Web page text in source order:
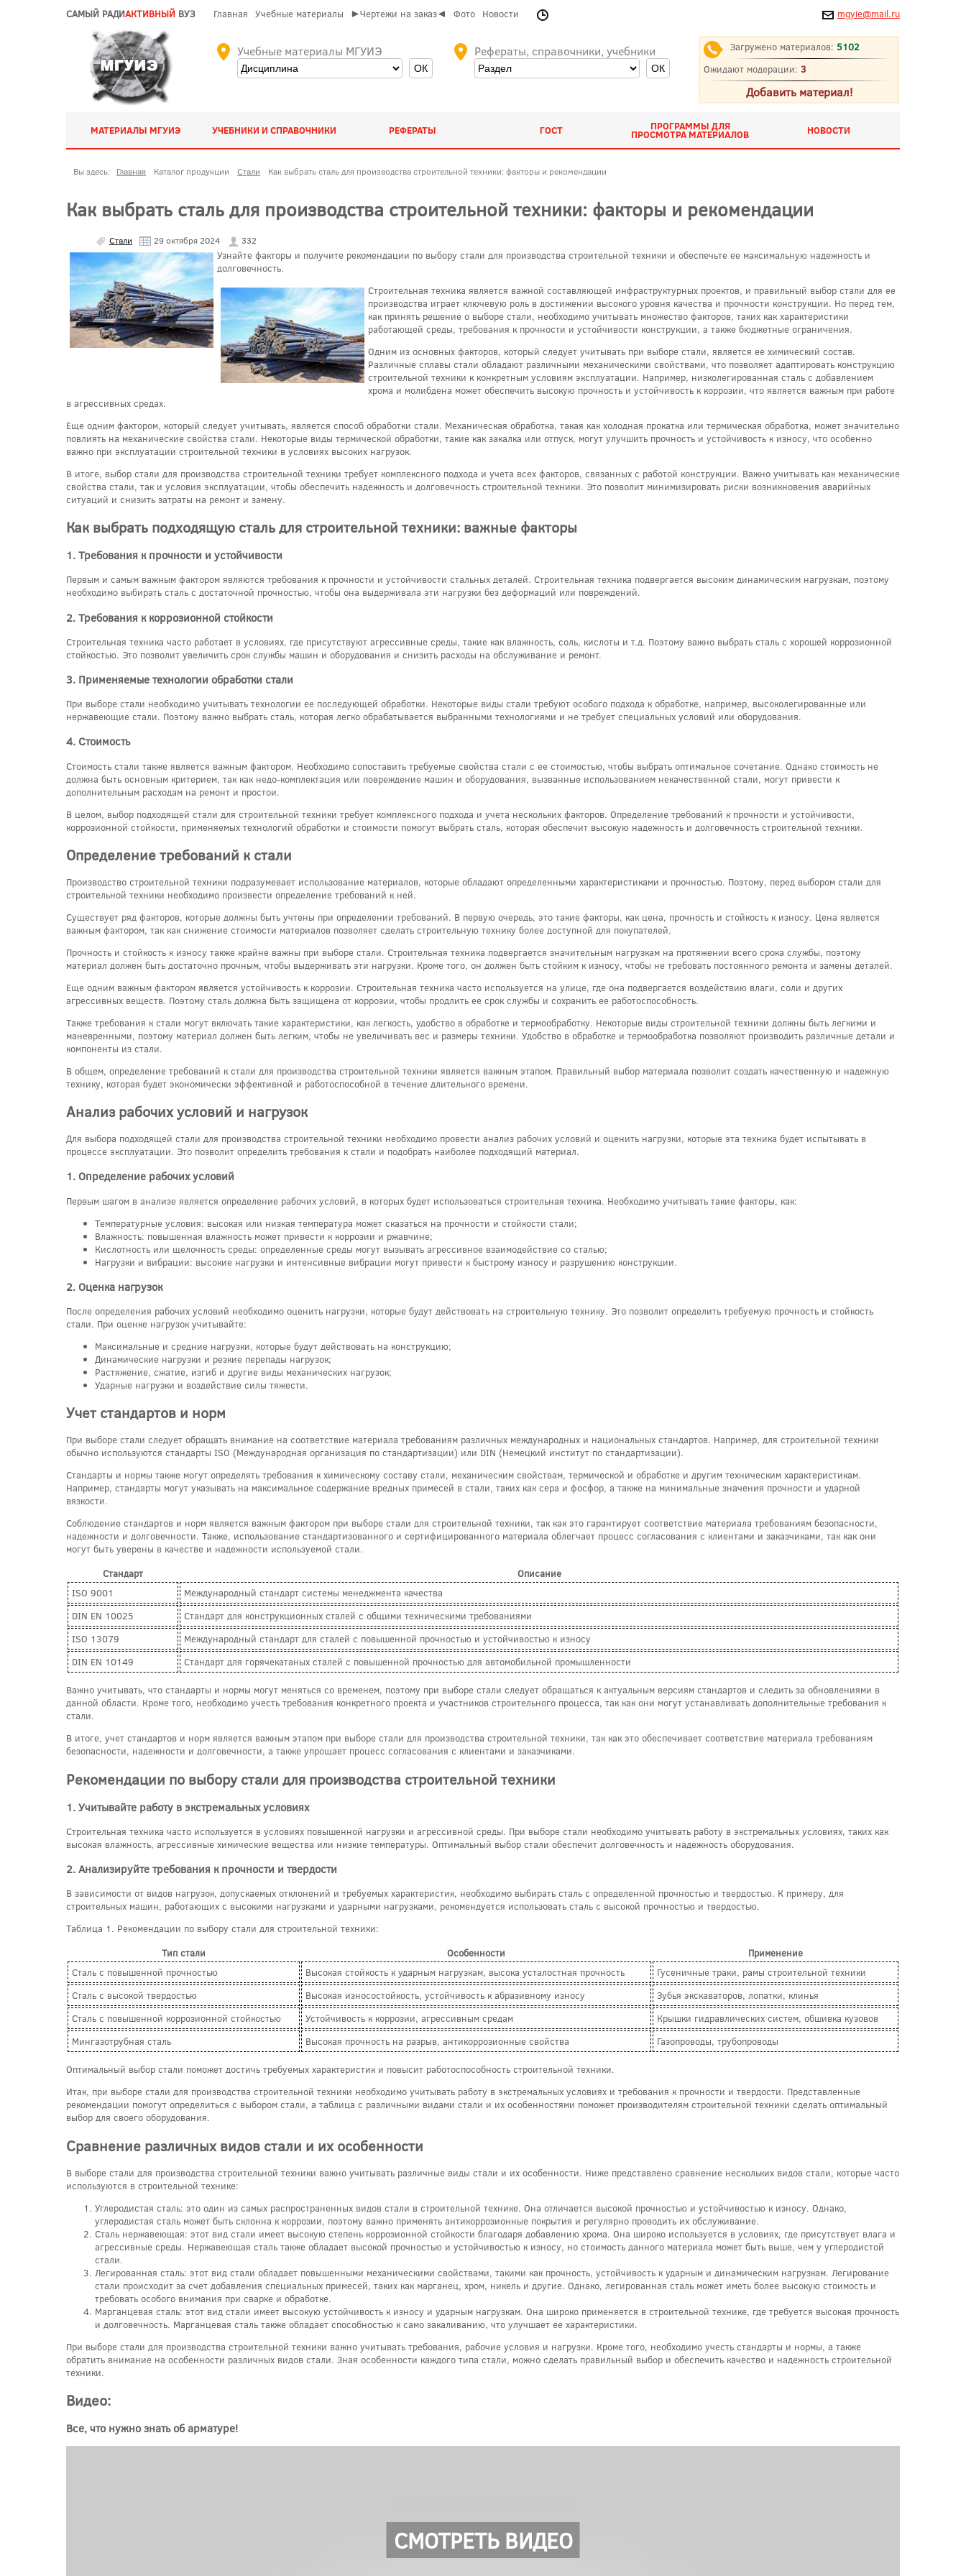
САМЫЙ РАДИАКТИВНЫЙ ВУЗ Главная Учебные материалы ►Чертежи на заказ◄ Фото Новости mgyie@mail.ru
Учебные материалы МГУИЭ Рефераты, справочники, учебники Загружено материалов: 5102
Ожидают модерации: 3
Добавить материал!
МАТЕРИАЛЫ МГУИЭ УЧЕБНИКИ И СПРАВОЧНИКИ РЕФЕРАТЫ ГОСТ ПРОГРАММЫ ДЛЯ
ПРОСМОТРА МАТЕРИАЛОВ НОВОСТИ
Вы здесь: Главная Каталог продукции Стали Как выбрать сталь для производства строительной техники: факторы и рекомендации
Как выбрать сталь для производства строительной техники: факторы и рекомендации
Стали 29 октября 2024 332
Узнайте факторы и получите рекомендации по выбору стали для производства строительной техники и обеспечьте ее максимальную надежность и
долговечность.
Строительная техника является важной составляющей инфраструктурных проектов, и правильный выбор стали для ее
производства играет ключевую роль в достижении высокого уровня качества и прочности конструкции. Но перед тем,
как принять решение о выборе стали, необходимо учитывать множество факторов, таких как характеристики
работающей среды, требования к прочности и устойчивости конструкции, а также бюджетные ограничения.
Одним из основных факторов, который следует учитывать при выборе стали, является ее химический состав.
Различные сплавы стали обладают различными механическими свойствами, что позволяет адаптировать конструкцию
строительной техники к конкретным условиям эксплуатации. Например, низколегированная сталь с добавлением
хрома и молибдена может обеспечить высокую прочность и устойчивость к коррозии, что является важным при работе
в агрессивных средах.
Еще одним фактором, который следует учитывать, является способ обработки стали. Механическая обработка, такая как холодная прокатка или термическая обработка, может значительно
повлиять на механические свойства стали. Некоторые виды термической обработки, такие как закалка или отпуск, могут улучшить прочность и устойчивость к износу, что особенно
важно при эксплуатации строительной техники в условиях высоких нагрузок.
В итоге, выбор стали для производства строительной техники требует комплексного подхода и учета всех факторов, связанных с работой конструкции. Важно учитывать как механические
свойства стали, так и условия эксплуатации, чтобы обеспечить надежность и долговечность строительной техники. Это позволит минимизировать риски возникновения аварийных
ситуаций и снизить затраты на ремонт и замену.
Как выбрать подходящую сталь для строительной техники: важные факторы
1. Требования к прочности и устойчивости
Первым и самым важным фактором являются требования к прочности и устойчивости стальных деталей. Строительная техника подвергается высоким динамическим нагрузкам, поэтому
необходимо выбирать сталь с достаточной прочностью, чтобы она выдерживала эти нагрузки без деформаций или повреждений.
2. Требования к коррозионной стойкости
Строительная техника часто работает в условиях, где присутствуют агрессивные среды, такие как влажность, соль, кислоты и т.д. Поэтому важно выбрать сталь с хорошей коррозионной
стойкостью. Это позволит увеличить срок службы машин и оборудования и снизить расходы на обслуживание и ремонт.
3. Применяемые технологии обработки стали
При выборе стали необходимо учитывать технологии ее последующей обработки. Некоторые виды стали требуют особого подхода к обработке, например, высоколегированные или
нержавеющие стали. Поэтому важно выбрать сталь, которая легко обрабатывается выбранными технологиями и не требует специальных условий или оборудования.
4. Стоимость
Стоимость стали также является важным фактором. Необходимо сопоставить требуемые свойства стали с ее стоимостью, чтобы выбрать оптимальное сочетание. Однако стоимость не
должна быть основным критерием, так как недо-комплектация или повреждение машин и оборудования, вызванные использованием некачественной стали, могут привести к
дополнительным расходам на ремонт и простои.
В целом, выбор подходящей стали для строительной техники требует комплексного подхода и учета нескольких факторов. Определение требований к прочности и устойчивости,
коррозионной стойкости, применяемых технологий обработки и стоимости помогут выбрать сталь, которая обеспечит высокую надежность и долговечность строительной техники.
Определение требований к стали
Производство строительной техники подразумевает использование материалов, которые обладают определенными характеристиками и прочностью. Поэтому, перед выбором стали для
строительной техники необходимо произвести определение требований к ней.
Существует ряд факторов, которые должны быть учтены при определении требований. В первую очередь, это такие факторы, как цена, прочность и стойкость к износу. Цена является
важным фактором, так как снижение стоимости материалов позволяет сделать строительную технику более доступной для покупателей.
Прочность и стойкость к износу также крайне важны при выборе стали. Строительная техника подвергается значительным нагрузкам на протяжении всего срока службы, поэтому
материал должен быть достаточно прочным, чтобы выдерживать эти нагрузки. Кроме того, он должен быть стойким к износу, чтобы не требовать постоянного ремонта и замены деталей.
Еще одним важным фактором является устойчивость к коррозии. Строительная техника часто используется на улице, где она подвергается воздействию влаги, соли и других
агрессивных веществ. Поэтому сталь должна быть защищена от коррозии, чтобы продлить ее срок службы и сохранить ее работоспособность.
Также требования к стали могут включать такие характеристики, как легкость, удобство в обработке и термообработку. Некоторые виды строительной техники должны быть легкими и
маневренными, поэтому материал должен быть легким, чтобы не увеличивать вес и размеры техники. Удобство в обработке и термообработка позволяют производить различные детали и
компоненты из стали.
В общем, определение требований к стали для производства строительной техники является важным этапом. Правильный выбор материала позволит создать качественную и надежную
технику, которая будет экономически эффективной и работоспособной в течение длительного времени.
Анализ рабочих условий и нагрузок
Для выбора подходящей стали для производства строительной техники необходимо провести анализ рабочих условий и оценить нагрузки, которые эта техника будет испытывать в
процессе эксплуатации. Это позволит определить требования к стали и подобрать наиболее подходящий материал.
1. Определение рабочих условий
Первым шагом в анализе является определение рабочих условий, в которых будет использоваться строительная техника. Необходимо учитывать такие факторы, как:
Температурные условия: высокая или низкая температура может сказаться на прочности и стойкости стали;
Влажность: повышенная влажность может привести к коррозии и ржавчине;
Кислотность или щелочность среды: определенные среды могут вызывать агрессивное взаимодействие со сталью;
Нагрузки и вибрации: высокие нагрузки и интенсивные вибрации могут привести к быстрому износу и разрушению конструкции.
2. Оценка нагрузок
После определения рабочих условий необходимо оценить нагрузки, которые будут действовать на строительную технику. Это позволит определить требуемую прочность и стойкость
стали. При оценке нагрузок учитывайте:
Максимальные и средние нагрузки, которые будут действовать на конструкцию;
Динамические нагрузки и резкие перепады нагрузок;
Растяжение, сжатие, изгиб и другие виды механических нагрузок;
Ударные нагрузки и воздействие силы тяжести.
Учет стандартов и норм
При выборе стали следует обращать внимание на соответствие материала требованиям различных международных и национальных стандартов. Например, для строительной техники
обычно используются стандарты ISO (Международная организация по стандартизации) или DIN (Немецкий институт по стандартизации).
Стандарты и нормы также могут определять требования к химическому составу стали, механическим свойствам, термической и обработке и другим техническим характеристикам.
Например, стандарты могут указывать на максимальное содержание вредных примесей в стали, таких как сера и фосфор, а также на минимальные значения прочности и ударной
вязкости.
Соблюдение стандартов и норм является важным фактором при выборе стали для строительной техники, так как это гарантирует соответствие материала требованиям безопасности,
надежности и долговечности. Также, использование стандартизованного и сертифицированного материала облегчает процесс согласования с клиентами и заказчиками, так как они
могут быть уверены в качестве и надежности используемой стали.
Стандарт
Описание
ISO 9001
Международный стандарт системы менеджмента качества
DIN EN 10025
Стандарт для конструкционных сталей с общими техническими требованиями
ISO 13079
Международный стандарт для сталей с повышенной прочностью и устойчивостью к износу
DIN EN 10149
Стандарт для горячекатаных сталей с повышенной прочностью для автомобильной промышленности
Важно учитывать, что стандарты и нормы могут меняться со временем, поэтому при выборе стали следует обращаться к актуальным версиям стандартов и следить за обновлениями в
данной области. Кроме того, необходимо учесть требования конкретного проекта и участников строительного процесса, так как они могут устанавливать дополнительные требования к
стали.
В итоге, учет стандартов и норм является важным этапом при выборе стали для производства строительной техники, так как это обеспечивает соответствие материала требованиям
безопасности, надежности и долговечности, а также упрощает процесс согласования с клиентами и заказчиками.
Рекомендации по выбору стали для производства строительной техники
1. Учитывайте работу в экстремальных условиях
Строительная техника часто используется в условиях повышенной нагрузки и агрессивной среды. При выборе стали необходимо учитывать работу в экстремальных условиях, таких как
высокая влажность, агрессивные химические вещества или низкие температуры. Оптимальный выбор стали обеспечит долговечность и надежность оборудования.
2. Анализируйте требования к прочности и твердости
В зависимости от видов нагрузок, допускаемых отклонений и требуемых характеристик, необходимо выбирать сталь с определенной прочностью и твердостью. К примеру, для
строительных машин, работающих с высокими нагрузками и ударными нагрузками, рекомендуется использовать сталь с высокой прочностью и твердостью.
Таблица 1. Рекомендации по выбору стали для строительной техники:
Тип стали
Особенности
Применение
Сталь с повышенной прочностью
Высокая стойкость к ударным нагрузкам, высока усталостная прочность
Гусеничные траки, рамы строительной техники
Сталь с высокой твердостью
Высокая износостойкость, устойчивость к абразивному износу
Зубья экскаваторов, лопатки, клинья
Сталь с повышенной коррозионной стойкостью
Устойчивость к коррозии, агрессивным средам
Крышки гидравлических систем, обшивка кузовов
Мингазотрубная сталь
Высокая прочность на разрыв, антикоррозионные свойства Газопроводы, трубопроводы
Оптимальный выбор стали поможет достичь требуемых характеристик и повысит работоспособность строительной техники.
Итак, при выборе стали для производства строительной техники необходимо учитывать работу в экстремальных условиях и требования к прочности и твердости. Представленные
рекомендации помогут определиться с выбором стали, а таблица с различными видами стали и их особенностями поможет производителям строительной техники сделать оптимальный
выбор для своего оборудования.
Сравнение различных видов стали и их особенности
В выборе стали для производства строительной техники важно учитывать различные виды стали и их особенности. Ниже представлено сравнение нескольких видов стали, которые часто
используются в строительной технике:
Углеродистая сталь: это один из самых распространенных видов стали в строительной технике. Она отличается высокой прочностью и устойчивостью к износу. Однако,
углеродистая сталь может быть склонна к коррозии, поэтому важно применять антикоррозионные покрытия и регулярно проводить их обслуживание.
Сталь нержавеющая: этот вид стали имеет высокую степень коррозионной стойкости благодаря добавлению хрома. Она широко используется в условиях, где присутствует влага и
агрессивные среды. Нержавеющая сталь также обладает высокой прочностью и устойчивостью к износу, но стоимость данного материала может быть выше, чем у углеродистой
стали.
Легированная сталь: этот вид стали обладает повышенными механическими свойствами, такими как прочность, устойчивость к ударным и динамическим нагрузкам. Легирование
стали происходит за счет добавления специальных примесей, таких как марганец, хром, никель и другие. Однако, легированная сталь может иметь более высокую стоимость и
требовать особого внимания при сварке и обработке.
Марганцевая сталь: этот вид стали имеет высокую устойчивость к износу и ударным нагрузкам. Она широко применяется в строительной технике, где требуется высокая прочность
и долговечность. Марганцевая сталь также обладает способностью к само закаливанию, что улучшает ее характеристики.
При выборе стали для производства строительной техники важно учитывать требования, рабочие условия и нагрузки. Кроме того, необходимо учесть стандарты и нормы, а также
обратить внимание на особенности различных видов стали. Зная особенности каждого типа стали, можно сделать правильный выбор и обеспечить качество и надежность строительной
техники.
Видео:
Все, что нужно знать об арматуре!
СМОТРЕТЬ ВИДЕО